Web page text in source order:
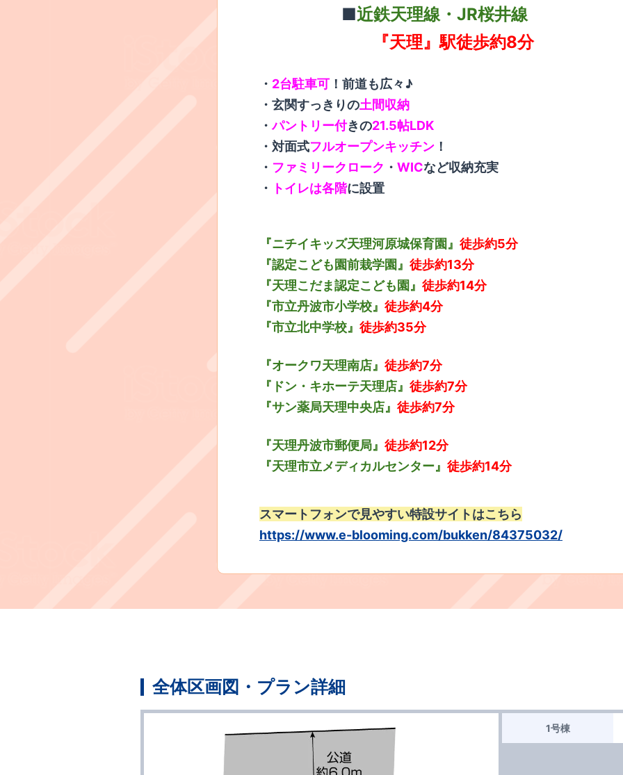
​■近鉄天理線・JR桜井線
『天理』駅徒歩約8分
​・ 2台駐車可！前道も広々♪
・玄関すっきりの土間収納
・パントリー付きの21.5帖LDK
・対面式フルオープンキッチン！
・ ファミリークローク ・ WICなど収納充実
​・ トイレは各階に設置
『ニチイキッズ天理河原城保育園』 徒歩約5分
『認定こども園前栽学園』 徒歩約13分
『天理こだま認定こども園』 徒歩約14分
『市立丹波市小学校』 徒歩約4分
『市立北中学校』 徒歩約35分
『オークワ天理南店』 徒歩約7分
『ドン・キホーテ天理店』 徒歩約7分
『サン薬局天理中央店』 徒歩約7分
『天理丹波市郵便局』 徒歩約12分
『天理市立メディカルセンター』 徒歩約14分
スマートフォンで見やすい特設サイトはこちら
https://www.e-blooming.com/bukken/84375032/
全体区画図・プラン詳細
1号棟